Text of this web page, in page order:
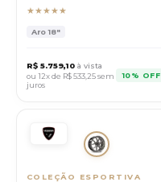
★★★★★
Aro18"
R$ 5.759,10 à vista
ou 12x de R$533,25sem
juros
10% OFF
COLEÇÃO ESPORTIVA